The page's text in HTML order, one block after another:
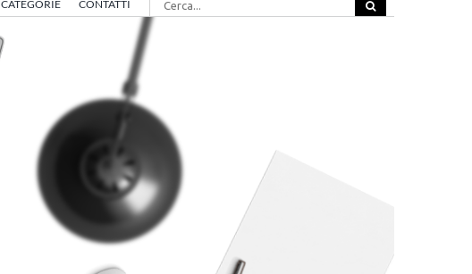
CATEGORIE CONTATTI
per: